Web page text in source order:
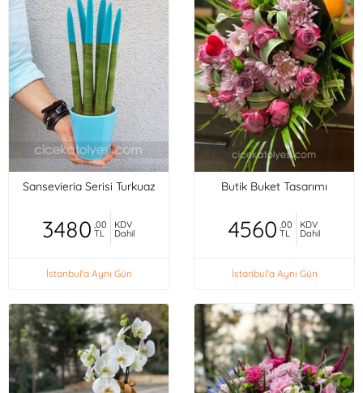
Sansevieria Serisi Turkuaz
3480 ,00
TL
KDV
Dahil
İstanbul'a Aynı Gün
Butik Buket Tasarımı
4560 ,00
TL
KDV
Dahil
İstanbul'a Aynı Gün